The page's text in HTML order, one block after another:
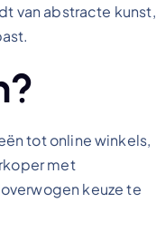
van abstracte kunst,
tot online winkels,
met
keuze te